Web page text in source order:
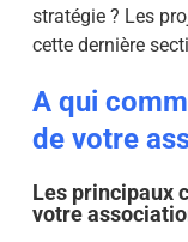
stratégie ? Les
cette dernière
A qui
de votre
Les principaux
votre